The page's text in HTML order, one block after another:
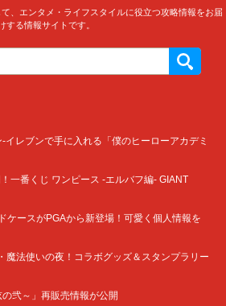
、エンタメ・ライフスタイルに役立つ攻略情報をお届
する情報サイトです。
イレブンで手に入れる「僕のヒーローアカデミ
一番くじ ワンピース -エルバフ編- GIANT
ケースがPGAから新登場！可愛く個人情報を
魔法使いの夜！コラボグッズ＆スタンプラリー
の弐～」再販売情報が公開